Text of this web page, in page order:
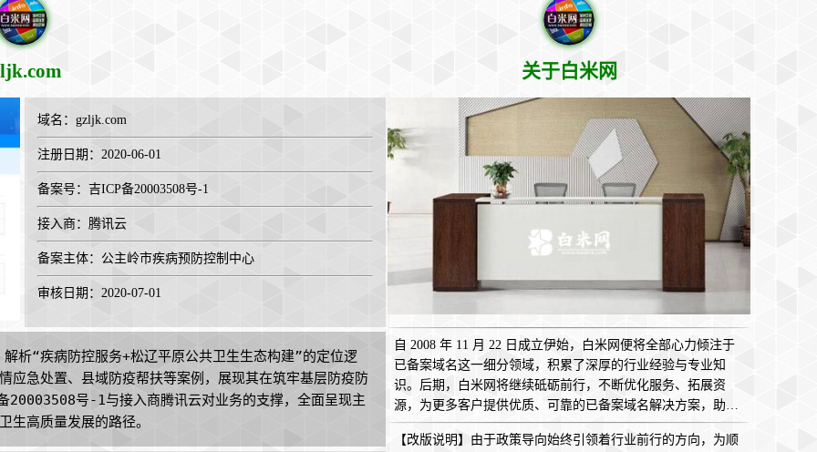
域名： gzljk.com
注册日期：2020-06-01
备案号：吉ICP备20003508号-1
接入商： 腾讯云
备案主体：公主岭市疾病预防控制中心
审核日期：2020-07-01
“疾病防控服务+松辽平原公共卫生生态构建”的定位逻
应急处置、县域防疫帮扶等案例，展现其在筑牢基层防疫防
20003508号-1与接入商腾讯云对业务的支撑，全面呈现主
生高质量发展的路径。
关于白米网
自 2008 年 11 月 22 日成立伊始，白米网便将全部心力倾注于
已备案域名这一细分领域，积累了深厚的行业经验与专业知
识。后期，白米网将继续砥砺前行，不断优化服务、拓展资
源，为更多客户提供优质、可靠的已备案域名解决方案，助您
在互联网的广袤天地中畅意翱翔，实现无限可能！
【改版说明】由于政策导向始终引领着行业前行的方向，为顺